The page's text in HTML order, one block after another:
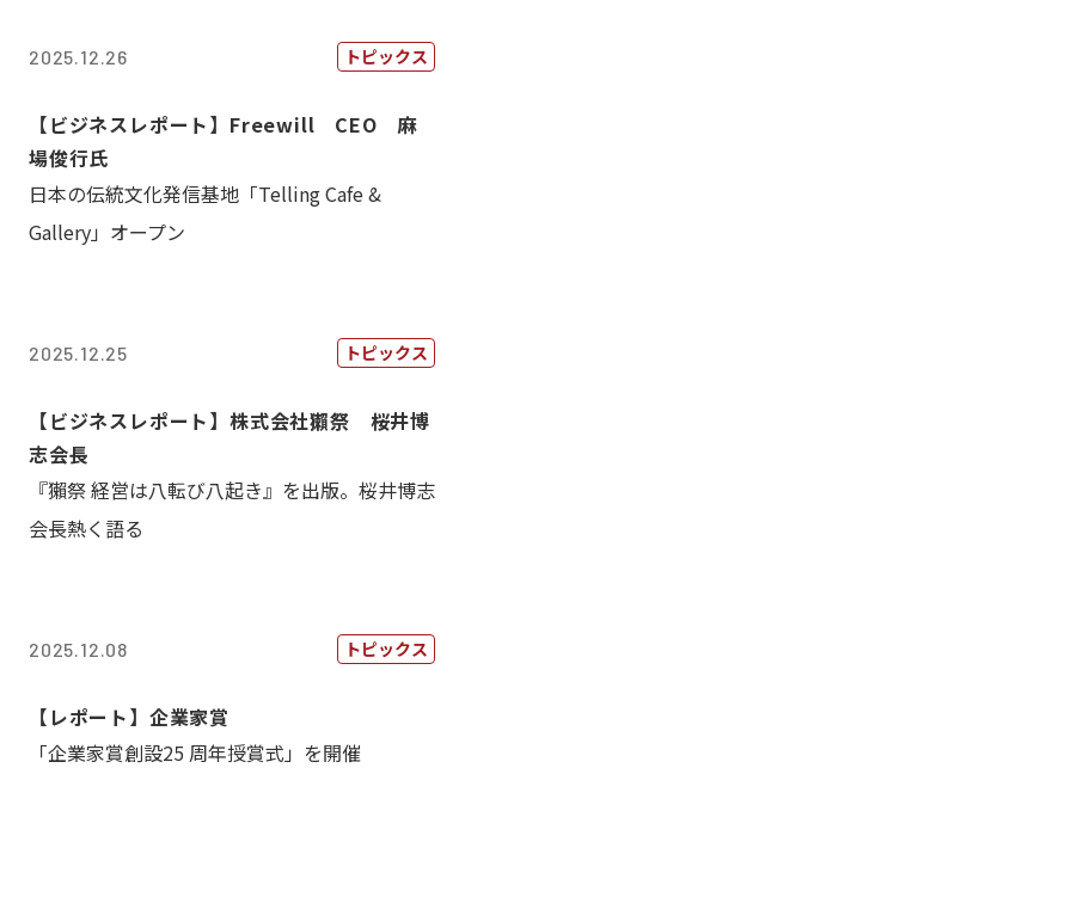
2025.12.26 トピックス
【ビジネスレポート】Freewill CEO 麻
場俊行氏
日本の伝統文化発信基地「Telling Cafe &
Gallery」オープン
2025.12.25 トピックス
【ビジネスレポート】株式会社獺祭 桜井博
志会長
『獺祭 経営は八転び八起き』を出版。桜井博志
会長熱く語る
2025.12.08 トピックス
【レポート】企業家賞
「企業家賞創設25 周年授賞式」を開催